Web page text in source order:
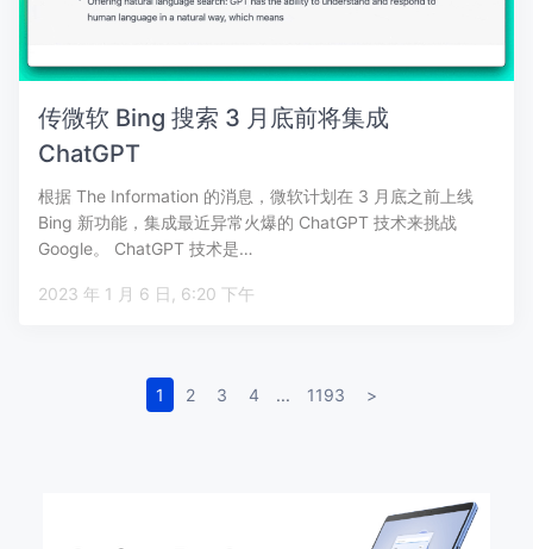
传微软 Bing 搜索 3 月底前将集成
ChatGPT
根据 The Information 的消息，微软计划在 3 月底之前上线
Bing 新功能，集成最近异常火爆的 ChatGPT 技术来挑战
Google。 ChatGPT 技术是…
2023 年 1 月 6 日, 6:20 下午
1 2 3 4 ... 1193 >